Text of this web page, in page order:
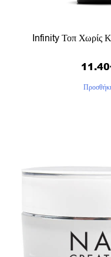
Infinity Τοπ Χωρίς
11.40